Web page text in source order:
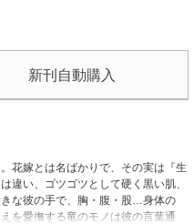
新刊自動購入
花嫁とは名ばかりで、その実は『生
い、ゴツゴツとして硬く黒い肌、
な彼の手で、胸・腹・股…身体の
を愛撫する竜のモノは彼の言葉通